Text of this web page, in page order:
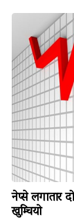
नेप्से लगातार
खुम्चियो